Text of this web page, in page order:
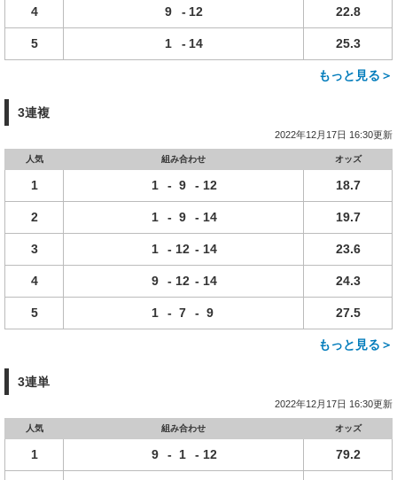
4 9 - 12 22.8
5 1 - 14 25.3
もっと見る＞
3連複
2022年12月17日 16:30更新
人気 組み合わせ オッズ
1 1 - 9 - 12 18.7
2 1 - 9 - 14 19.7
3 1 - 12 - 14 23.6
4 9 - 12 - 14 24.3
5 1 - 7 - 9 27.5
もっと見る＞
3連単
2022年12月17日 16:30更新
人気 組み合わせ オッズ
1 9 - 1 - 12 79.2